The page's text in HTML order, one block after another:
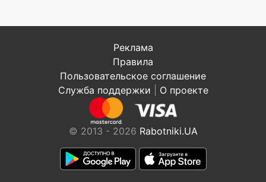
Реклама
Правила
Пользовательское соглашение
Служба поддержки
О проекте
© 2013 - 2026 Rabotniki.UA